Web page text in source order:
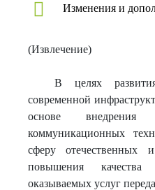
Изменения и
(Извлечение)
В целях
современной
основе внедрения
коммуникационных
сферу отечественных
повышения
оказываемых услуг